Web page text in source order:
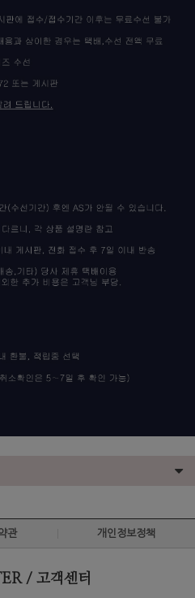
관 개인정보정책
/ 고객센터